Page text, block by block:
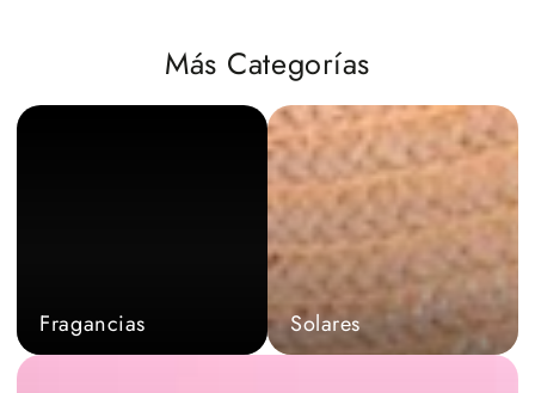
Más Categorías
Fragancias Solares